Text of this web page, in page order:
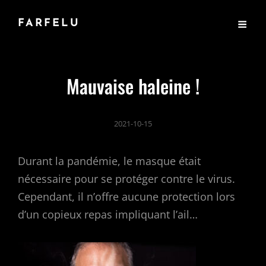
FARFELU
Mauvaise haleine !
2021-10-15
Durant la pandémie, le masque était
nécessaire pour se protéger contre le virus.
Cependant, il n’offre aucune protection lors
d’un copieux repas impliquant l’ail…